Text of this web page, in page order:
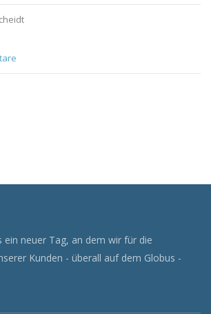
ein neuer Tag, an dem wir für die
Kunden - überall auf dem Globus -